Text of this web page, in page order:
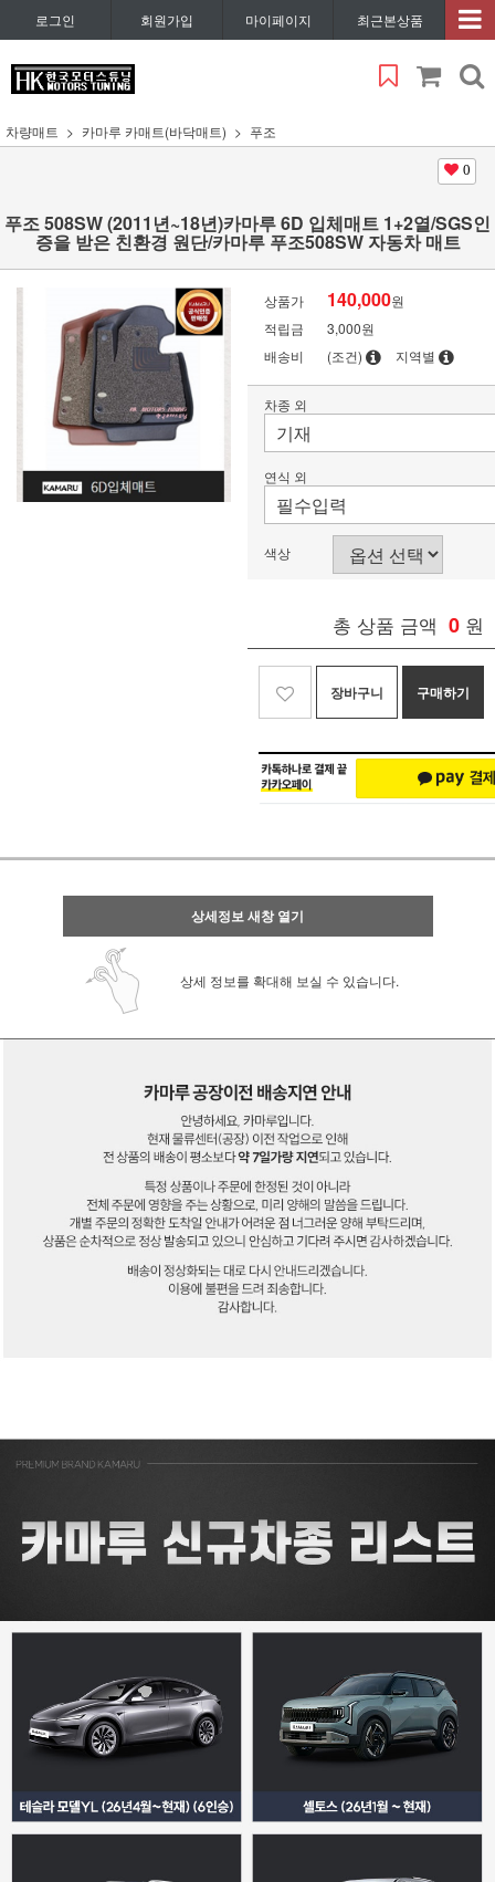
로그인 회원가입 마이페이지 최근본상품
차량매트 카마루 카매트(바닥매트) 푸조
0
푸조 508SW (2011년~18년)카마루 6D 입체매트 1+2열/SGS인
증을 받은 친환경 원단/카마루 푸조508SW 자동차 매트
상품가 140,000원
적립금
3,000원
배송비
(조건) 지역별
차종 외
연식 외
색상
총 상품 금액 0 원
장바구니 구매하기
상세정보 새창 열기
상세 정보를 확대해 보실 수 있습니다.